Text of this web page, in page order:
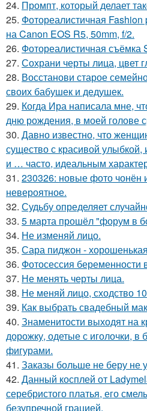
24. Промпт, который делает
25. Фотореалистичная Fashion
на Canon EOS R5, 50mm, f/2.
26. Фотореалистичная съёмка
27. Сохрани черты лица, цвет
28. Восстанови старое
своих бабушек и дедушек.
29. Когда Ира написала мне,
дню рождения, в моей голове
30. Давно известно, что
существо с красивой
и … часто, идеальным
31. 230326: новые фото чонён
невероятное.
32. Судьбу определяет
33. 5 марта прошёл "форум в
34. Не изменяй лицо.
35. Сара пиджон -
36. Фотосессия беременности
37. Не менять черты лица.
38. Не меняй лицо, сходство
39. Как выбрать свадебный
40. Знаменитости выходят на
дорожку, одетые с иголочки, в
фигурами.
41. Заказы больше не беру не
42. Данный косплей от
серебристого платья, его
безупречной грацией.